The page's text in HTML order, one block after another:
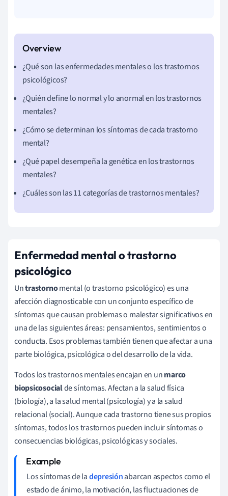
¿Qué son las enfermedades mentales o los trastornos
psicológicos?
¿Quién define lo normal y lo anormal en los trastornos
mentales?
¿Cómo se determinan los síntomas de cada trastorno
mental?
¿Qué papel desempeña la genética en los trastornos
mentales?
¿Cuáles son las 11 categorías de trastornos mentales?
Enfermedad mental o trastorno
psicológico
Untrastornomental (o trastorno psicológico) es una
afección diagnosticable con un conjunto específico de
síntomas que causan problemas o malestar significativos en
una de las siguientes áreas: pensamientos, sentimientos o
conducta. Esos problemas también tienen que afectar a una
parte biológica, psicológica o del desarrollo de la vida.
Todos los trastornos mentales encajan en unmarco
biopsicosocialde síntomas. Afectan a la salud física
(biología), a la salud mental (psicología) y a la salud
relacional (social). Aunque cada trastorno tiene sus propios
síntomas, todos los trastornos pueden incluir síntomas o
consecuencias biológicas, psicológicas y sociales.
Los síntomas de ladepresiónabarcan aspectos como el
estado de ánimo, la motivación, las fluctuaciones de